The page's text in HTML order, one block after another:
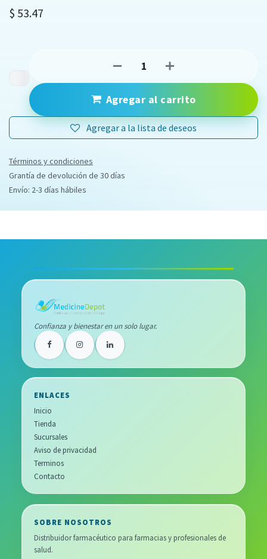
$ 53.47
Agregar al carrito
Agregar a la lista de deseos
Términos y condiciones
Grantía de devolución de 30 días
Envío: 2-3 días hábiles
Confianza y bienestar en un solo lugar.
ENLACES
Inicio
Tienda
Sucursales
Aviso de privacidad
Terminos
Contacto
SOBRE NOSOTROS
Distribuidor farmacéutico para farmacias y profesionales de
salud.